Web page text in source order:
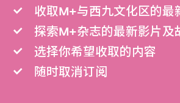
收取M+与西九文化区的最
探索M+杂志的最新影片及
选择你希望收取的内容
随时取消订阅